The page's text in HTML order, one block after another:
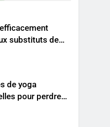
substituts de
et conseils
de yoga
pour perdre
rapidement et